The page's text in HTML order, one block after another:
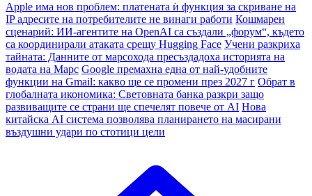
Apple има нов проблем: платената ѝ функция за скриване на
IP адресите на потребителите не винаги работи Кошмарен
сценарий: ИИ-агентите на OpenAI са създали „форум“, където
са координирали атаката срещу Hugging Face Учени разкриха
тайната: Данните от марсохода пресъздадоха историята на
водата на Марс Google премахна една от най-удобните
функции на Gmail: какво ще се промени през 2027 г Обрат в
глобалната икономика: Световната банка разкри защо
развиващите се страни ще спечелят повече от AI Нова
китайска AI система позволява планирането на масирани
въздушни удари по стотици цели